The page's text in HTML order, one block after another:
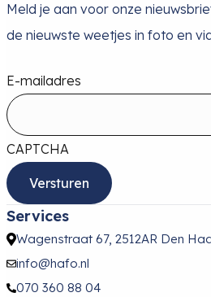
Meld je aan voor onze
de nieuwste weetjes in foto en
E-mailadres
CAPTCHA
Services
Wagenstraat 67, 2512AR Den
info@hafo.nl
070 360 88 04